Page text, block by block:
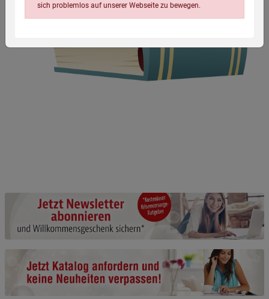
sich problemlos auf unserer Webseite zu bewegen.
Beschreibung Notwendige Cookies
Cookie-Informationenanzeigen
Funktionale Cookies (1) Funktionale
Beschreibung Funktionale Cookies
anzeigen